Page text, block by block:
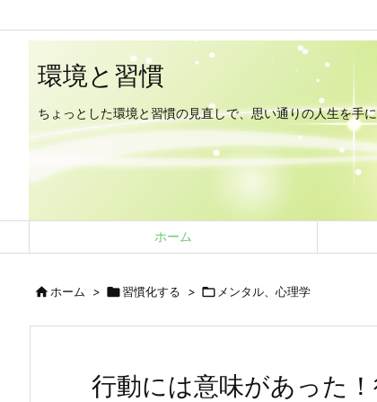
環境と習慣
ちょっとした環境と習慣の見直しで、思い通りの人生を手
ホーム
ホーム > 習慣化する >  メンタル、心理学
行動には意味があった